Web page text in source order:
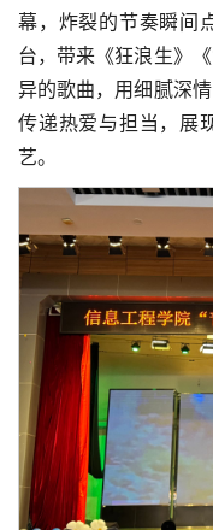
幕，炸裂的节奏瞬间
台，带来《狂浪生》
异的歌曲，用细腻深
传递热爱与担当，展
艺。